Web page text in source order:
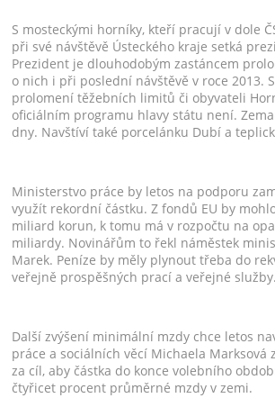
S mosteckými horníky, kteří pracují v dole
při své návštěvě Ústeckého kraje setká
Prezident je dlouhodobým zastáncem
o nich i při poslední návštěvě v roce 2013.
prolomení těžebních limitů či obyvateli
oficiálním programu hlavy státu není.
dny. Navštíví také porcelánku Dubí a
Ministerstvo práce by letos na podporu
využít rekordní částku. Z fondů EU by
miliard korun, k tomu má v rozpočtu na
miliardy. Novinářům to řekl náměstek
Marek. Peníze by měly plynout třeba do
veřejně prospěšných prací a veřejné služby.
Další zvýšení minimální mzdy chce letos
práce a sociálních věcí Michaela Marksová
za cíl, aby částka do konce volebního
čtyřicet procent průměrné mzdy v zemi.